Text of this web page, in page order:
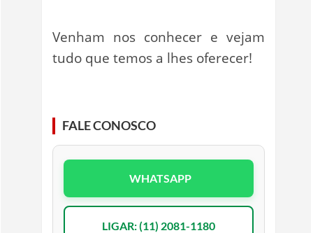
Venham nos conhecer e vejam
tudo que temos a lhes oferecer!
FALE CONOSCO
WHATSAPP
LIGAR: (11) 2081-1180